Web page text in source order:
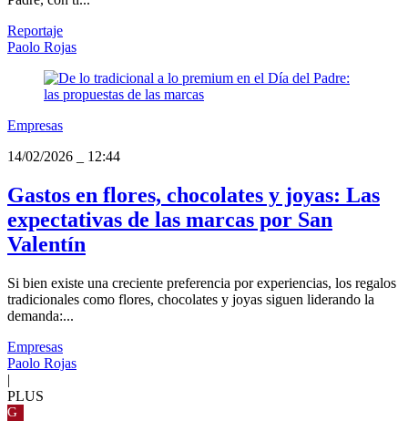
Reportaje
Paolo Rojas
Empresas
14/02/2026
12:44
Gastos en flores, chocolates y joyas: Las
expectativas de las marcas por San
Valentín
Si bien existe una creciente preferencia por experiencias, los regalos
tradicionales como flores, chocolates y joyas siguen liderando la
demanda:...
Empresas
Paolo Rojas
|
PLUS
G